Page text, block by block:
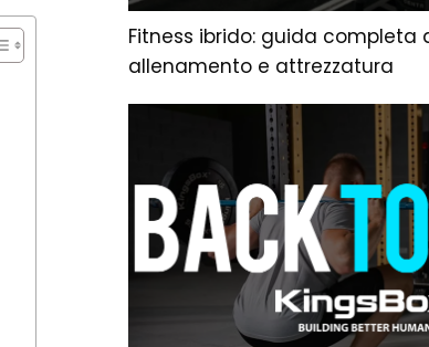
Fitness ibrido: guida completa
allenamento e attrezzatura